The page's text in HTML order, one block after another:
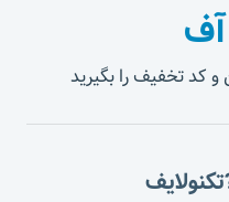
و کد تخفیف را بگیرید